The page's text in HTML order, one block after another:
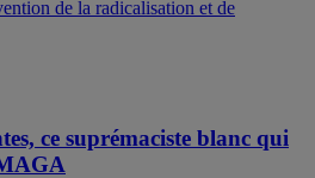
ce suprémaciste blanc qui